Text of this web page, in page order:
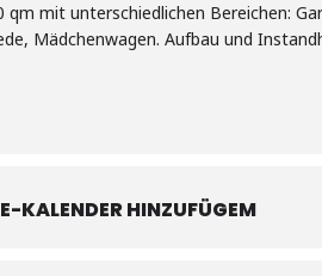
qm mit unterschiedlichen Bereichen:
Mädchenwagen. Aufbau und
KALENDER HINZUFÜGEM